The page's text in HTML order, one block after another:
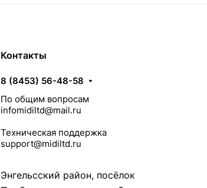
Контакты
8 (8453) 56-48-58
По общим вопросам
infomidiltd@mail.ru
Техническая поддержка
support@midiltd.ru
Энгельсский район, посёлок